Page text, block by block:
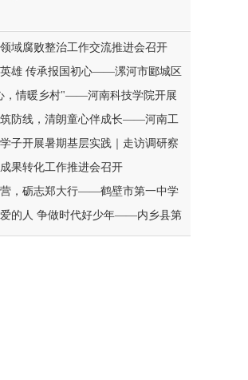
域腐败整治工作交流推进会召开
雄 传承报国初心——漯河市郾城区
八一建军节主题特色教育活动
，情暖乡村"——河南科技学院开展
理健康宣讲活动
防线，清朗童心伴成长——河南工
筑梦志愿服务团队开展科普主题实
子开展暑期基层实践｜走访调研察
传护平安
果转化工作推进会召开
，砺志郑大行——鹤壁市第一中学
年郑州大学高校科学营研学之旅纪
的人 争做时代好少年——内乡县第
期“八一”建军节主题实践活动